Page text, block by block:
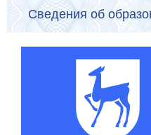
Сведения об